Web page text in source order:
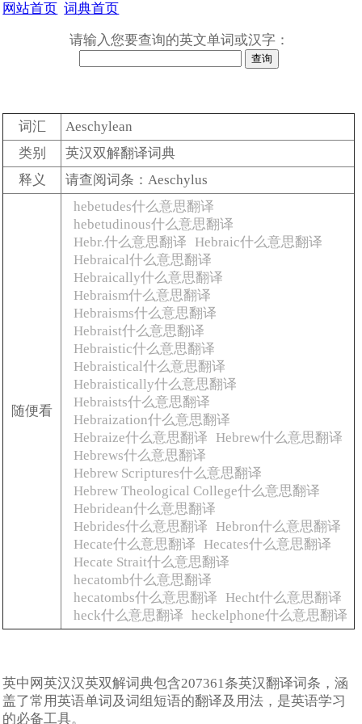
网站首页 词典首页
请输入您要查询的英文单词或汉字：
词汇
Aeschylean
类别
英汉双解翻译词典
释义
请查阅词条：Aeschylus
随便看
hebetudes什么意思翻译
hebetudinous什么意思翻译
Hebr.什么意思翻译
Hebraic什么意思翻译
Hebraical什么意思翻译
Hebraically什么意思翻译
Hebraism什么意思翻译
Hebraisms什么意思翻译
Hebraist什么意思翻译
Hebraistic什么意思翻译
Hebraistical什么意思翻译
Hebraistically什么意思翻译
Hebraists什么意思翻译
Hebraization什么意思翻译
Hebraize什么意思翻译
Hebrew什么意思翻译
Hebrews什么意思翻译
Hebrew Scriptures什么意思翻译
Hebrew Theological College什么意思翻译
Hebridean什么意思翻译
Hebrides什么意思翻译
Hebron什么意思翻译
Hecate什么意思翻译
Hecates什么意思翻译
Hecate Strait什么意思翻译
hecatomb什么意思翻译
hecatombs什么意思翻译
Hecht什么意思翻译
heck什么意思翻译 heckelphone什么意思翻译
英中网英汉汉英双解词典包含207361条英汉翻译词条，涵
盖了常用英语单词及词组短语的翻译及用法，是英语学习
的必备工具。